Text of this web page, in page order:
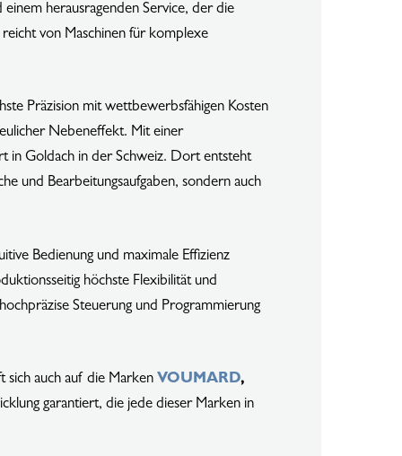
herausragenden Service, der die
von Maschinen für komplexe
Präzision mit wettbewerbsfähigen Kosten
Nebeneffekt. Mit einer
in Goldach in der Schweiz. Dort entsteht
und Bearbeitungsaufgaben, sondern auch
Bedienung und maximale Effizienz
höchste Flexibilität und
Steuerung und Programmierung
sich auch auf die Marken VOUMARD,
garantiert, die jede dieser Marken in